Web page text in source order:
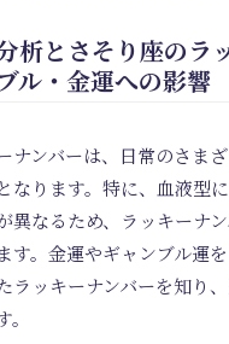
析とさそり座のラ
ル・金運への影響
ナンバーは、日常のさま
なります。特に、血液型
異なるため、ラッキーナ
す。金運やギャンブル運
ラッキーナンバーを知り